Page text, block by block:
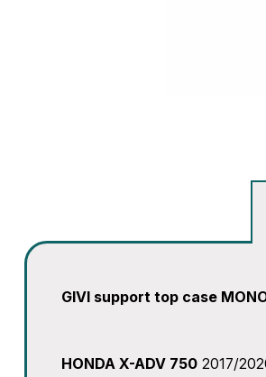
GIVI support top case
HONDA X-ADV 750 2017/